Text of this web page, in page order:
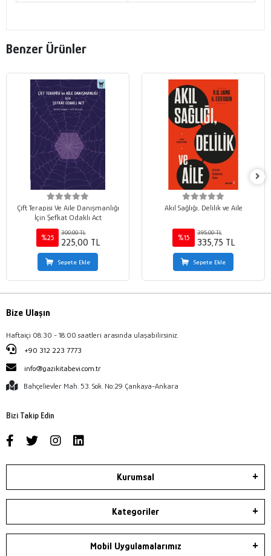
Benzer Ürünler
Çift Terapisi Ve Aile Danışmanlığı
İçin Şefkat Odaklı Act
%25
300,00 TL
225,00 TL
Sepete Ekle
Akıl Sağlığı, Delilik ve Aile
%15
395,00 TL
335,75 TL
Sepete Ekle
Bize Ulaşın
Haftaiçi 08:30 - 18:00 saatleri arasında ulaşabilirsiniz.
+90 312 223 7773
info@gazikitabevi.com.tr
Bahçelievler Mah. 53. Sok. No:29 Çankaya-Ankara
Bizi Takip Edin
Kurumsal
Kategoriler
Mobil Uygulamalarımız